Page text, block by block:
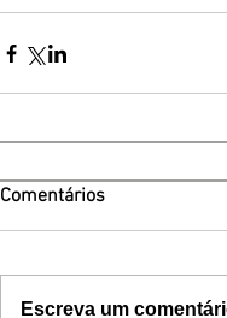
Comentários
Escreva um